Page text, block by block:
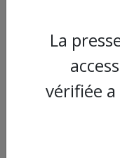
La
vérifiée